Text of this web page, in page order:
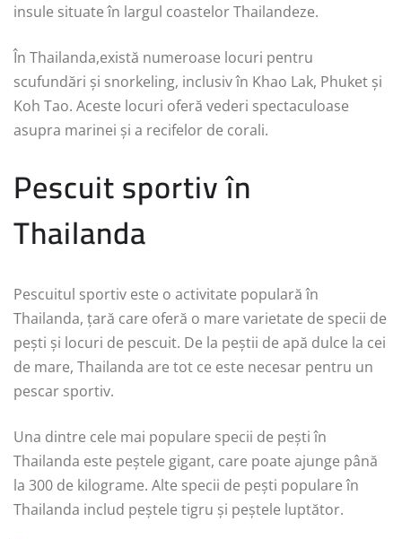
insule situate în largul coastelor Thailandeze.
În Thailanda,există numeroase locuri pentru
scufundări și snorkeling, inclusiv în Khao Lak, Phuket și
Koh Tao. Aceste locuri oferă vederi spectaculoase
asupra marinei și a recifelor de corali.
Pescuit sportiv în
Thailanda
Pescuitul sportiv este o activitate populară în
Thailanda, țară care oferă o mare varietate de specii de
pești și locuri de pescuit. De la peștii de apă dulce la cei
de mare, Thailanda are tot ce este necesar pentru un
pescar sportiv.
Una dintre cele mai populare specii de pești în
Thailanda este peștele gigant, care poate ajunge până
la 300 de kilograme. Alte specii de pești populare în
Thailanda includ peștele tigru și peștele luptător.